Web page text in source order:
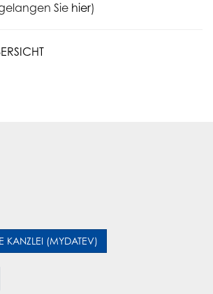
Sie hier)
KANZLEI (MYDATEV)